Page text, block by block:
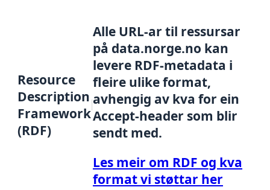
Resource
Description
Framework
(RDF)
Alle URL-ar til ressursar
på data.norge.no kan
levere RDF-metadata i
fleire ulike format,
avhengig av kva for ein
Accept-header som blir
sendt med.
Les meir om RDF og kva
format vi støttar her